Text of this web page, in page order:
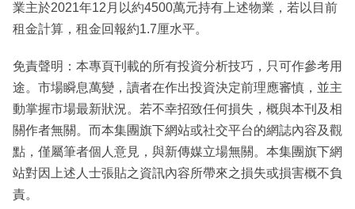
業主於2021年12月以約4500萬元持有上述物業，若以目前
租金計算，租金回報約1.7厘水平。
免責聲明：本專頁刊載的所有投資分析技巧，只可作參考用
途。市場瞬息萬變，讀者在作出投資決定前理應審慎，並主
動掌握市場最新狀況。若不幸招致任何損失，概與本刊及相
關作者無關。而本集團旗下網站或社交平台的網誌內容及觀
點，僅屬筆者個人意見，與新傳媒立場無關。本集團旗下網
站對因上述人士張貼之資訊內容所帶來之損失或損害概不負
責。